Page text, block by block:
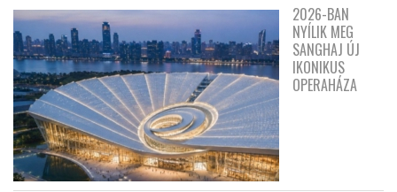
2026-BAN
NYÍLIK MEG
SANGHAJ ÚJ
IKONIKUS
OPERAHÁZA